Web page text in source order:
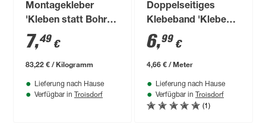
Montagekleber
'Kleben statt Bohren
Kristallklar'
transparent 90 g
7,49 €
83,22 € / Kilogramm
Lieferung nach Hause
Verfügbar in Troisdorf
Doppelseitiges
Klebeband 'Kleben
statt Bohren' rot 19
mm x 1,5 m
6,99 €
4,66 € / Meter
Lieferung nach Hause
Verfügbar in Troisdorf
(1)